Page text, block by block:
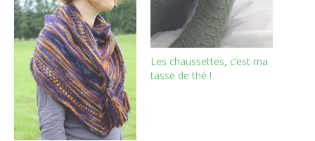
Les chaussettes, c’est ma
tasse de thé !